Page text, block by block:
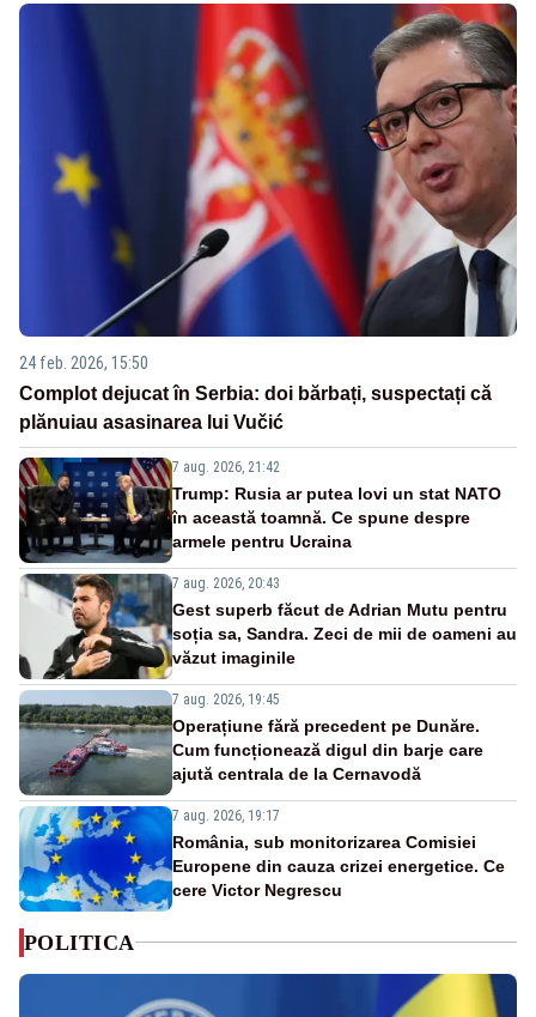
24 feb. 2026, 15:50
Complot dejucat în Serbia: doi bărbați, suspectați că
plănuiau asasinarea lui Vučić
7 aug. 2026, 21:42
Trump: Rusia ar putea lovi un stat NATO
în această toamnă. Ce spune despre
armele pentru Ucraina
7 aug. 2026, 20:43
Gest superb făcut de Adrian Mutu pentru
soția sa, Sandra. Zeci de mii de oameni au
văzut imaginile
7 aug. 2026, 19:45
Operațiune fără precedent pe Dunăre.
Cum funcționează digul din barje care
ajută centrala de la Cernavodă
7 aug. 2026, 19:17
România, sub monitorizarea Comisiei
Europene din cauza crizei energetice. Ce
cere Victor Negrescu
POLITICA